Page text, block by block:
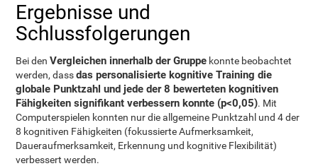
Ergebnisse und
Schlussfolgerungen
Bei denVergleichen innerhalb der Gruppe konnte beobachtet
werden, dassdas personalisierte kognitive Training die
globale Punktzahl und jede der 8 bewerteten kognitiven
Fähigkeiten signifikant verbessern konnte (p<0,05). Mit
Computerspielen konnten nur die allgemeine Punktzahl und 4 der
8 kognitiven Fähigkeiten (fokussierte Aufmerksamkeit,
Daueraufmerksamkeit, Erkennung und kognitive Flexibilität)
verbessert werden.